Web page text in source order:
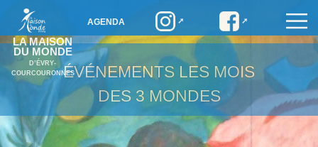
LA MAISON
DU MONDE
D’ÉVRY-
COURCOURONNES
AGENDA
ÉVÉNEMENTS LES MOIS
DES 3 MONDES